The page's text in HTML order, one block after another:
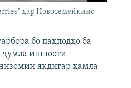
дар Новосемейкино
бо паҳподҳо ба
ҷумла иншооти
якдигар ҳамла